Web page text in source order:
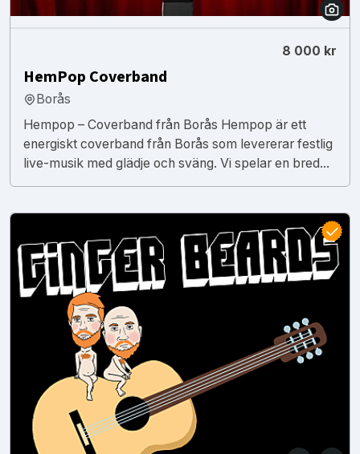
8 000 kr
HemPop Coverband
Borås
Hempop – Coverband från Borås Hempop är ett
energiskt coverband från Borås som levererar festlig
live-musik med glädje och sväng. Vi spelar en bred...